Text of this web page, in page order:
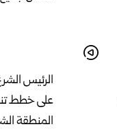
الرئيس
على خطط
المنطقة